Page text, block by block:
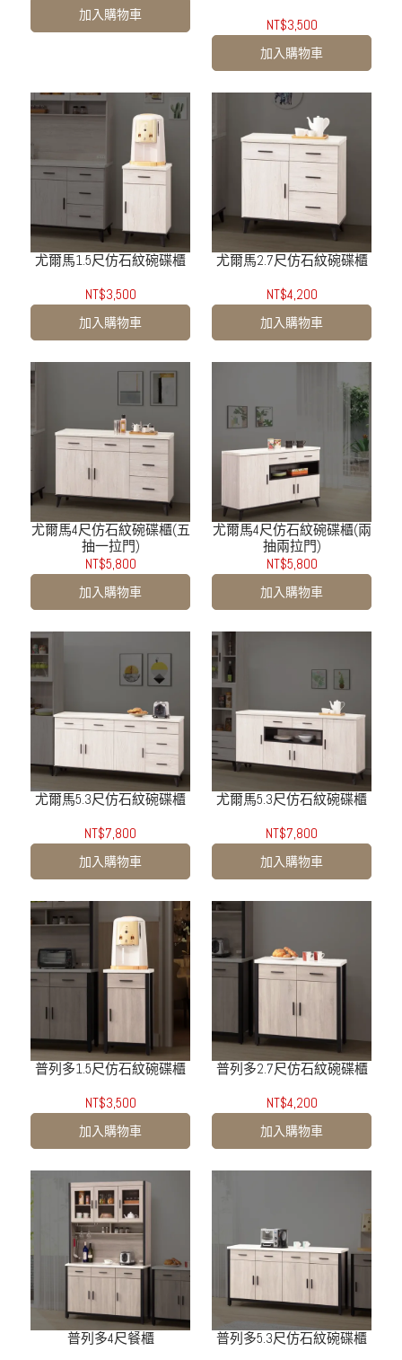
加入購物車
NT$3,500
加入購物車
尤爾馬1.5尺仿石紋碗碟櫃
NT$3,500
加入購物車
尤爾馬2.7尺仿石紋碗碟櫃
NT$4,200
加入購物車
尤爾馬4尺仿石紋碗碟櫃(五
抽一拉門)
NT$5,800
加入購物車
尤爾馬4尺仿石紋碗碟櫃(兩
抽兩拉門)
NT$5,800
加入購物車
尤爾馬5.3尺仿石紋碗碟櫃
NT$7,800
加入購物車
尤爾馬5.3尺仿石紋碗碟櫃
NT$7,800
加入購物車
普列多1.5尺仿石紋碗碟櫃
NT$3,500
加入購物車
普列多2.7尺仿石紋碗碟櫃
NT$4,200
加入購物車
普列多4尺餐櫃
普列多5.3尺仿石紋碗碟櫃